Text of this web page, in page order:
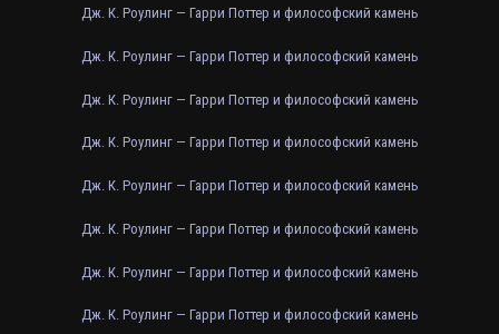
Дж. К. Роулинг — Гарри Поттер и философский камень
Дж. К. Роулинг — Гарри Поттер и философский камень
Дж. К. Роулинг — Гарри Поттер и философский камень
Дж. К. Роулинг — Гарри Поттер и философский камень
Дж. К. Роулинг — Гарри Поттер и философский камень
Дж. К. Роулинг — Гарри Поттер и философский камень
Дж. К. Роулинг — Гарри Поттер и философский камень
Дж. К. Роулинг — Гарри Поттер и философский камень